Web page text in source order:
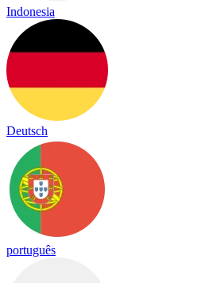
Indonesia
Deutsch
português